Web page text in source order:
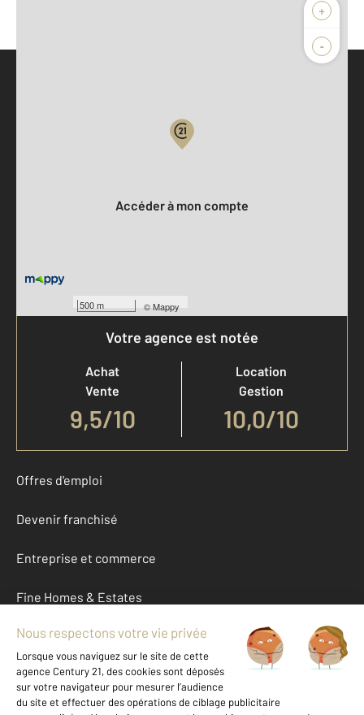
+
-
500 m ©Mappy
Accéder à mon compte
Votre agence est notée
Achat
Vente
9,5/10
Location
Gestion
10,0/10
Offres d'emploi
Devenir franchisé
Entreprise et commerce
Fine Homes & Estates
À propos
International